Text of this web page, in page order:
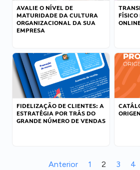
AVALIE O NÍVEL DE
MATURIDADE DA CULTURA
ORGANIZACIONAL DA SUA
EMPRESA
FIDELIZAÇÃO DE CLIENTES: A
ESTRATÉGIA POR TRÁS DO
GRANDE NÚMERO DE VENDAS
Anterior 1 2 3 4